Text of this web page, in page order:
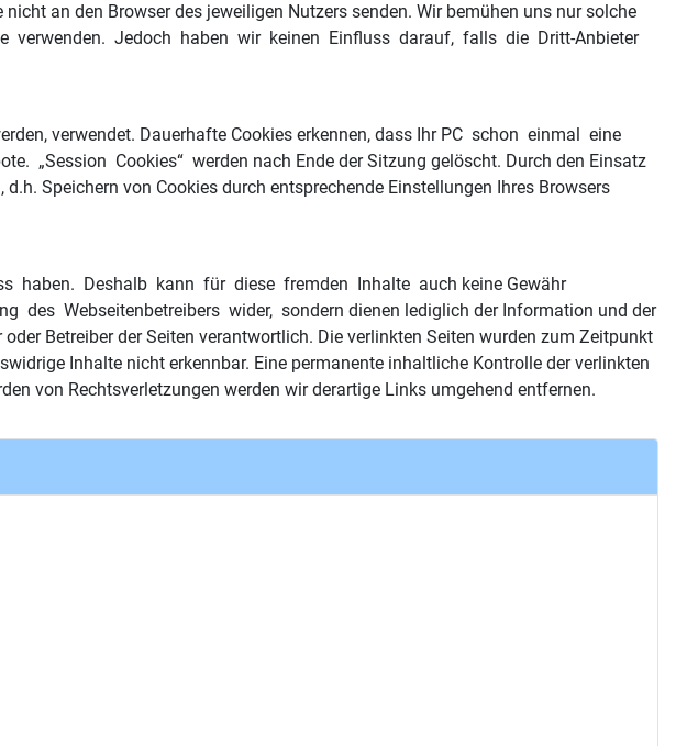
an den Browser des jeweiligen Nutzers senden. Wir bemühen uns nur solche
verwenden. Jedoch haben wir keinen Einfluss darauf, falls die Dritt-Anbieter
verwendet. Dauerhafte Cookies erkennen, dass Ihr PC schon einmal eine
„Session Cookies“ werden nach Ende der Sitzung gelöscht. Durch den Einsatz
Speichern von Cookies durch entsprechende Einstellungen Ihres Browsers
haben. Deshalb kann für diese fremden Inhalte auch keine Gewähr
des Webseitenbetreibers wider, sondern dienen lediglich der Information und der
Betreiber der Seiten verantwortlich. Die verlinkten Seiten wurden zum Zeitpunkt
Inhalte nicht erkennbar. Eine permanente inhaltliche Kontrolle der verlinkten
von Rechtsverletzungen werden wir derartige Links umgehend entfernen.